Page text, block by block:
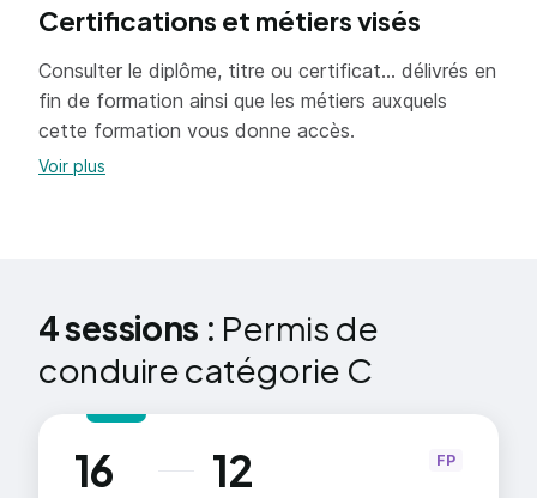
Elle est axée sur les bons comportements du
sa propre sécurité ni celle des autres.
L'enseignement porte sur la manipulation et la
maîtrise du véhicule hors et en circulation
ainsi que sur le comportement en circulation.
Certifications et métiers visés
Consulter le diplôme, titre ou certificat... délivrés en
fin de formation ainsi que les métiers auxquels
cette formation vous donne accès.
Voir plus
4 sessions : Permis de
conduire catégorie C
16
au 12 FP